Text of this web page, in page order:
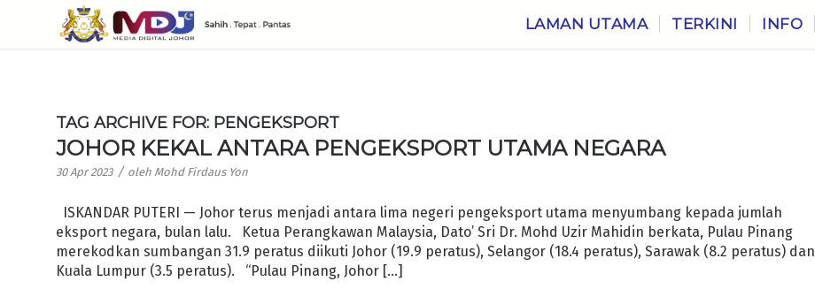
LAMAN UTAMA TERKINI INFO
TAG ARCHIVE FOR: PENGEKSPORT
JOHOR KEKAL ANTARA PENGEKSPORT UTAMA NEGARA
30 Apr 2023 / oleh Mohd Firdaus Yon
ISKANDAR PUTERI — Johor terus menjadi antara lima negeri pengeksport utama menyumbang kepada jumlah
eksport negara, bulan lalu. Ketua Perangkawan Malaysia, Dato’ Sri Dr. Mohd Uzir Mahidin berkata, Pulau Pinang
merekodkan sumbangan 31.9 peratus diikuti Johor (19.9 peratus), Selangor (18.4 peratus), Sarawak (8.2 peratus) dan
Kuala Lumpur (3.5 peratus). “Pulau Pinang, Johor […]